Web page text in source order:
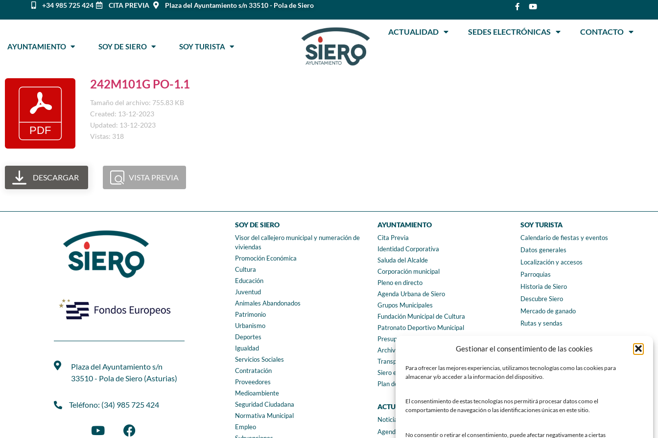
Gestionar el consentimiento de las cookies
Para ofrecer las mejores experiencias, utilizamos tecnologías como las cookies para
almacenar y/o acceder a la información del dispositivo.
El consentimiento de estas tecnologías nos permitirá procesar datos como el
comportamiento de navegación o las identificaciones únicas en este sitio.
No consentir o retirar el consentimiento, puede afectar negativamente a ciertas
+34 985 725 424 CITA PREVIA Plaza del Ayuntamiento s/n 33510 - Pola de Siero
AYUNTAMIENTO SOY DE SIERO SOY TURISTA
ACTUALIDAD SEDES ELECTRÓNICAS CONTACTO
242M101G PO-1.1
Tamaño del archivo: 755.83 KB
Created: 13-12-2023
Updated: 13-12-2023
Vistas: 318
DESCARGAR VISTA PREVIA
Plaza del Ayuntamiento s/n
33510 - Pola de Siero (Asturias)
Teléfono: (34) 985 725 424
SOY DE SIERO
Visor del callejero municipal y numeración de
viviendas
Promoción Económica
Cultura
Educación
Juventud
Animales Abandonados
Patrimonio
Urbanismo
Deportes
Igualdad
Servicios Sociales
Contratación
Proveedores
Medioambiente
Seguridad Ciudadana
Normativa Municipal
Empleo
AYUNTAMIENTO
Cita Previa
Identidad Corporativa
Saluda del Alcalde
Corporación municipal
Pleno en directo
Agenda Urbana de Siero
Grupos Municipales
Fundación Municipal de Cultura
Patronato Deportivo Municipal
Presupuestos municipales
Archivo municipal
Transparencia
Siero en Cifras
Plan de igualdad
ACTUALIDAD
Noticias
Agenda
SOY TURISTA
Calendario de fiestas y eventos
Datos generales
Localización y accesos
Parroquias
Historia de Siero
Descubre Siero
Mercado de ganado
Rutas y sendas
CONTACTO
Teléfonos de interés
Formulario de contacto